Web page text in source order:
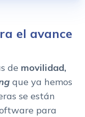
el avance
de movilidad,
que ya hemos
se están
para